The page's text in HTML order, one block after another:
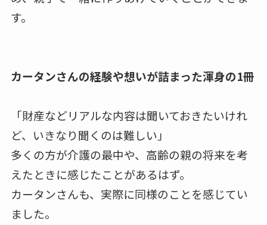
す。
カータンさんの経験や想いが詰まった渾身の1冊
「財産などリアルな内容は聞いておきたいけれ
ど、いきなり聞くのは難しい」
多くの方が介護の最中や、高齢の親の将来を考
えたときに感じたことがあるはず。
カータンさんも、実際に同様のことを感じてい
ました。